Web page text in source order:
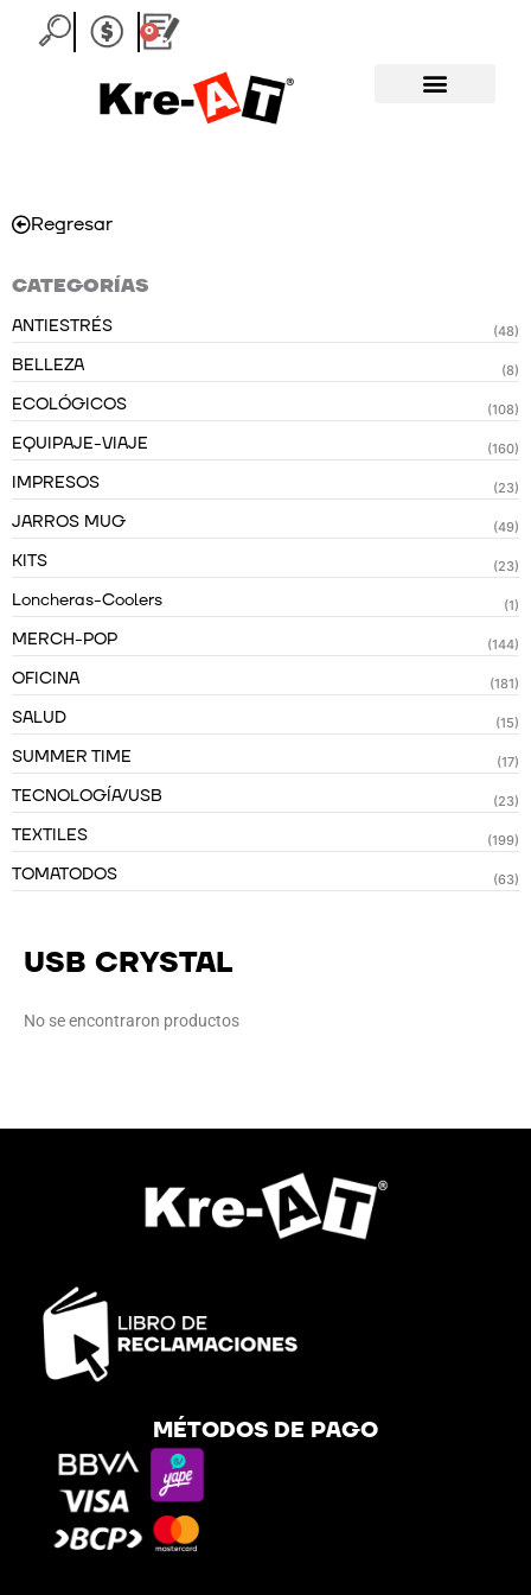
0
Carrito
Regresar
CATEGORÍAS
ANTIESTRÉS (48)
BELLEZA (8)
ECOLÓGICOS (108)
EQUIPAJE-VIAJE (160)
IMPRESOS (23)
JARROS MUG (49)
KITS (23)
Loncheras-Coolers (1)
MERCH-POP (144)
OFICINA (181)
SALUD (15)
SUMMER TIME (17)
TECNOLOGÍA/USB (23)
TEXTILES (199)
TOMATODOS (63)
USB CRYSTAL
No se encontraron productos
MÉTODOS DE PAGO